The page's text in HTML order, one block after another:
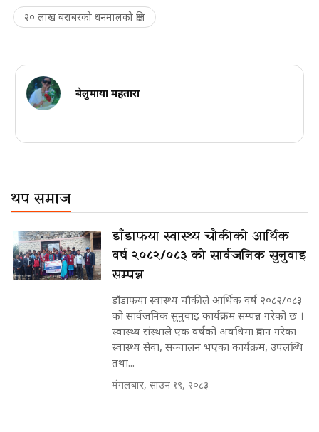
२० लाख बराबरको धनमालको क्षति
बेलुमाया महतारा
थप समाज
डाँडाफया स्वास्थ्य चौकीको आर्थिक
वर्ष २०८२/०८३ को सार्वजनिक सुनुवाइ
सम्पन्न
डाँडाफया स्वास्थ्य चौकीले आर्थिक वर्ष २०८२/०८३
को सार्वजनिक सुनुवाइ कार्यक्रम सम्पन्न गरेको छ ।
स्वास्थ्य संस्थाले एक वर्षको अवधिमा प्रदान गरेका
स्वास्थ्य सेवा, सञ्चालन भएका कार्यक्रम, उपलब्धि
तथा...
मंगलबार, साउन १९, २०८३